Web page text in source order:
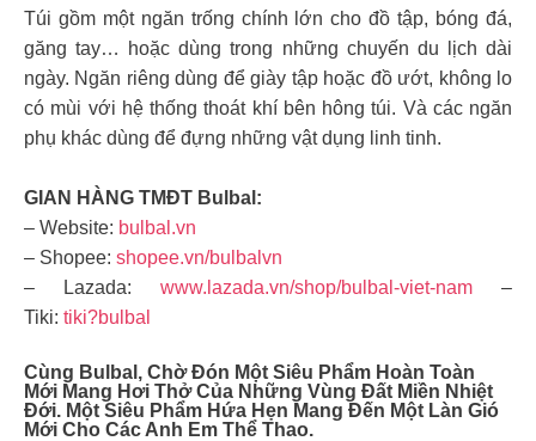
Túi gồm một ngăn trống chính lớn cho đồ tập, bóng đá,
găng tay… hoặc dùng trong những chuyến du lịch dài
ngày. Ngăn riêng dùng để giày tập hoặc đồ ướt, không lo
có mùi với hệ thống thoát khí bên hông túi. Và các ngăn
phụ khác dùng để đựng những vật dụng linh tinh.
GIAN HÀNG TMĐT Bulbal:
– Website: bulbal.vn
– Shopee: shopee.vn/bulbalvn
– Lazada: www.lazada.vn/shop/bulbal-viet-nam –
Tiki: tiki?bulbal
Cùng Bulbal, Chờ Đón Một Siêu Phẩm Hoàn Toàn
Mới Mang Hơi Thở Của Những Vùng Đất Miền Nhiệt
Đới. Một Siêu Phẩm Hứa Hẹn Mang Đến Một Làn Gió
Mới Cho Các Anh Em Thể Thao.